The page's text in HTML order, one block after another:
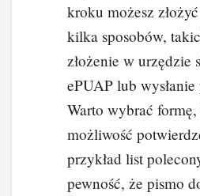
kroku możesz
kilka sposobów,
złożenie w urzędzie
ePUAP lub
Warto wybrać
możliwość
przykład list
pewność, że pismo